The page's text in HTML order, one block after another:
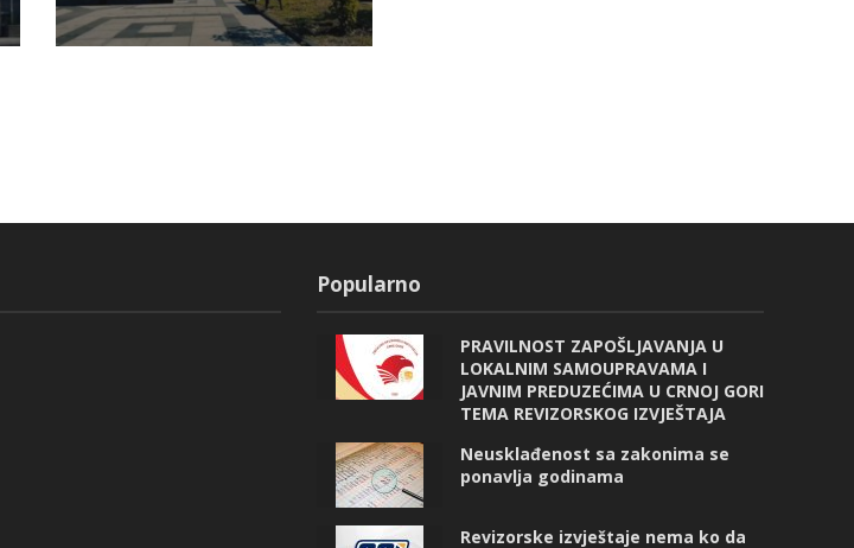
Popularno
PRAVILNOST ZAPOŠLJAVANJA U
LOKALNIM SAMOUPRAVAMA I
JAVNIM PREDUZEĆIMA U CRNOJ GORI
TEMA REVIZORSKOG IZVJEŠTAJA
Neusklađenost sa zakonima se
ponavlja godinama
Revizorske izvještaje nema ko da